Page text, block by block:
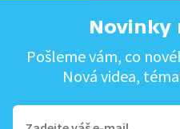
Novinky
Pošleme vám, co
Nová videa,